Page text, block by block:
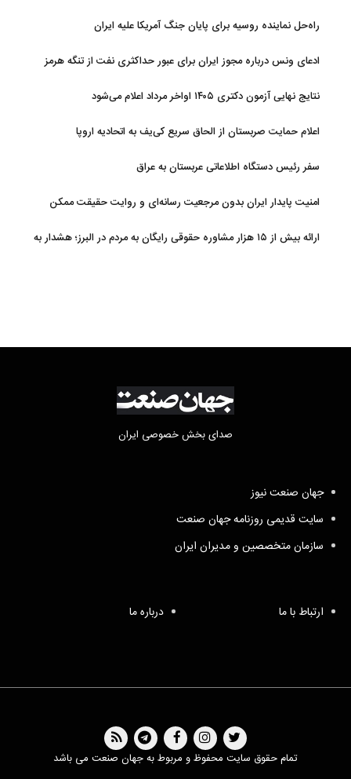
راه‌حل نماینده روسیه برای پایان جنگ آمریکا علیه ایران
ادعای ونس درباره مجوز ایران برای عبور حداکثری نفت از تنگه هرمز
نتایج نهایی آزمون دکتری ۱۴۰۵ اواخر مرداد اعلام می‌شود
اعلام حمایت صربستان از الحاق سریع کی‌یف به اتحادیه اروپا
سفر رئیس دستگاه اطلاعاتی عربستان به عراق
امنیت پایدار ایران بدون مرجعیت رسانه‌ای و روایت حقیقت ممکن
ارائه بیش از ۱۵ هزار مشاوره حقوقی رایگان به مردم در البرز؛ هشدار به
صدای بخش خصوصی ایران
جهان صنعت نیوز
سایت قدیمی روزنامه جهان صنعت
سازمان متخصصین و مدیران ایران
ارتباط با ما درباره ما
تمام حقوق سایت محفوظ و مربوط به جهان صنعت می باشد